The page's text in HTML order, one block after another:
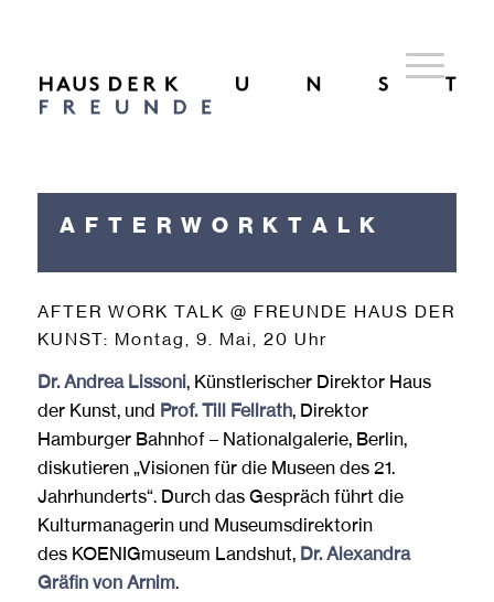
A F T E R W O R K T A L K
AFTER WORK TALK @ FREUNDE HAUS DER
KUNST: Montag, 9. Mai, 20 Uhr
Dr. Andrea Lissoni, Künstlerischer Direktor Haus
der Kunst, und Prof. Till Fellrath, Direktor
Hamburger Bahnhof – Nationalgalerie, Berlin,
diskutieren „Visionen für die Museen des 21.
Jahrhunderts“. Durch das Gespräch führt die
Kulturmanagerin und Museumsdirektorin
des KOENIGmuseum Landshut, Dr. Alexandra
Gräfin von Arnim.